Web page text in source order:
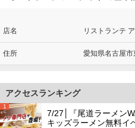
店名 リストランテ
住所 愛知県名古屋
アクセスランキング
1
7/27│『尾道ラーメン
キッズラーメン無料イ